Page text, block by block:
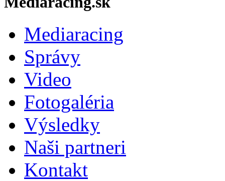
Mediaracing
Správy
Video
Fotogaléria
Výsledky
Naši partneri
Kontakt